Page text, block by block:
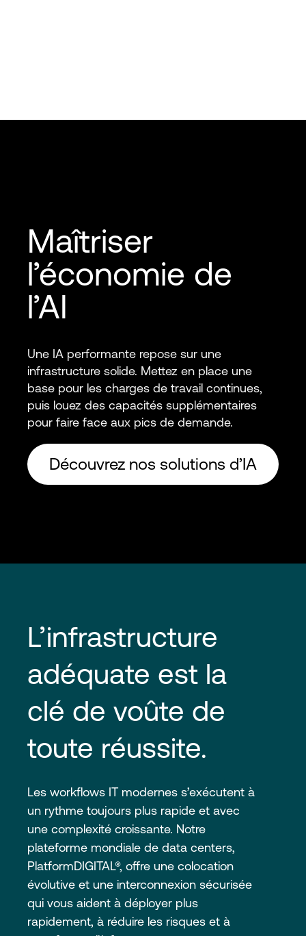
Maîtriser
l’économie de
l’AI
Une IA performante repose sur une
infrastructure solide. Mettez en place une
base pour les charges de travail continues,
puis louez des capacités supplémentaires
pour faire face aux pics de demande.
Découvrez nos solutions d’IA
L’infrastructure
adéquate est la
clé de voûte de
toute réussite.
Les workflows IT modernes s’exécutent à
un rythme toujours plus rapide et avec
une complexité croissante. Notre
plateforme mondiale de data centers,
PlatformDIGITAL®, offre une colocation
évolutive et une interconnexion sécurisée
qui vous aident à déployer plus
rapidement, à réduire les risques et à